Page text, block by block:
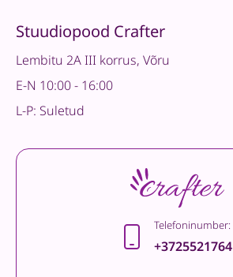
Stuudiopood Crafter
Lembitu 2A III korrus, Võru
E-N 10:00 - 16:00
L-P: Suletud
Telefoninumber:
+3725521764